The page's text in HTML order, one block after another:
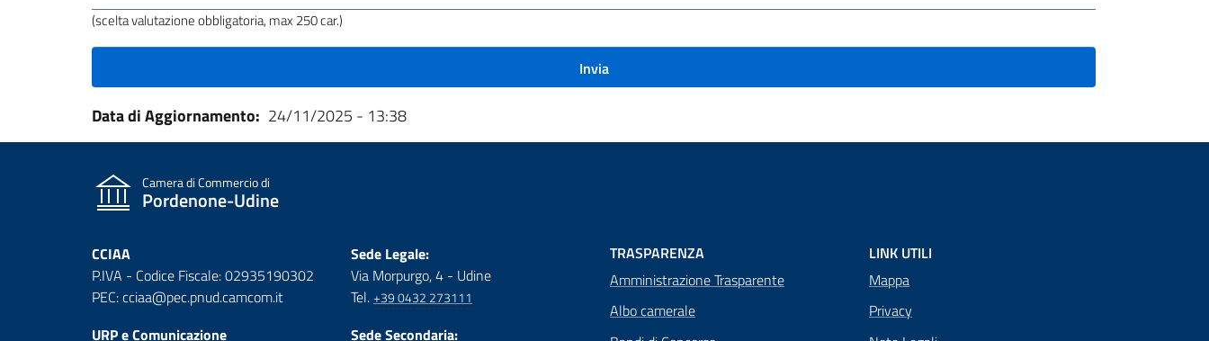
pagina?
(scelta valutazione obbligatoria, max 250 car.)
Data di Aggiornamento 24/11/2025 - 13:38
Camera di Commercio di
Pordenone-Udine
CCIAA
P.IVA - Codice Fiscale: 02935190302
PEC: cciaa@pec.pnud.camcom.it
URP e Comunicazione
Sede Legale:
Via Morpurgo, 4 - Udine
Tel.+39 0432 273111
Sede Secondaria:
TRASPARENZA
Amministrazione Trasparente
Albo camerale
LINK UTILI
Mappa
Privacy